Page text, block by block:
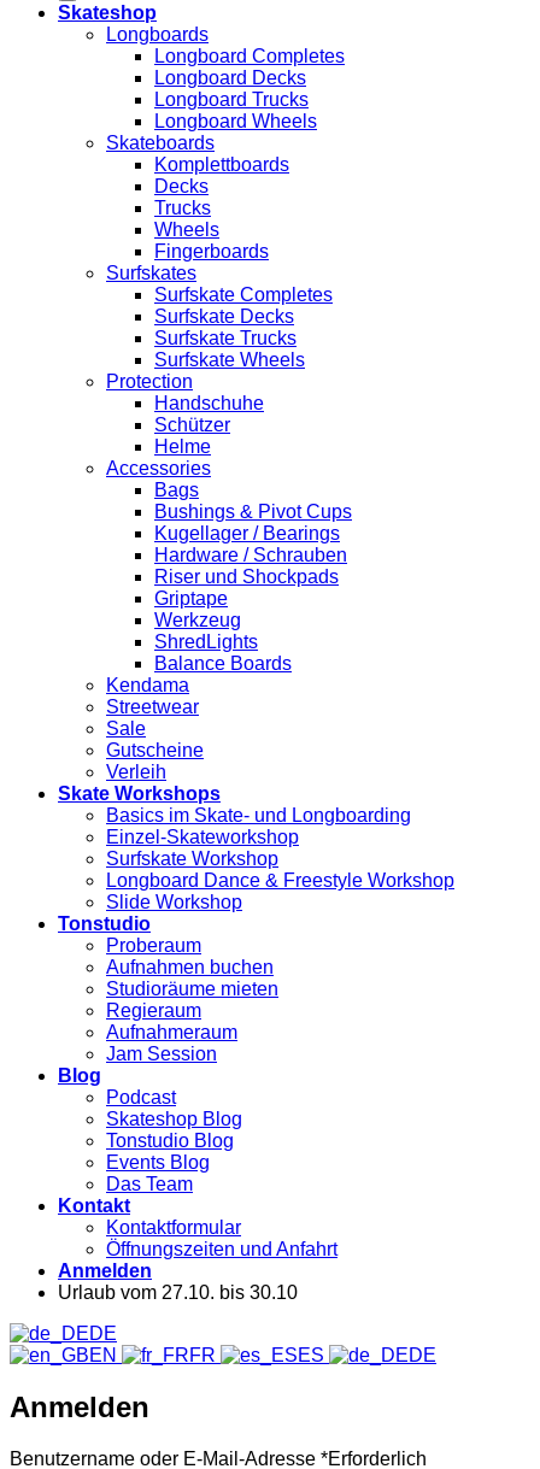
Skateshop
Longboards
Longboard Completes
Longboard Decks
Longboard Trucks
Longboard Wheels
Skateboards
Komplettboards
Decks
Trucks
Wheels
Fingerboards
Surfskates
Surfskate Completes
Surfskate Decks
Surfskate Trucks
Surfskate Wheels
Protection
Handschuhe
Schützer
Helme
Accessories
Bags
Bushings & Pivot Cups
Kugellager / Bearings
Hardware / Schrauben
Riser und Shockpads
Griptape
Werkzeug
ShredLights
Balance Boards
Kendama
Streetwear
Sale
Gutscheine
Verleih
Skate Workshops
Basics im Skate- und Longboarding
Einzel-Skateworkshop
Surfskate Workshop
Longboard Dance & Freestyle Workshop
Slide Workshop
Tonstudio
Proberaum
Aufnahmen buchen
Studioräume mieten
Regieraum
Aufnahmeraum
Jam Session
Blog
Podcast
Skateshop Blog
Tonstudio Blog
Events Blog
Das Team
Kontakt
Kontaktformular
Öffnungszeiten und Anfahrt
Anmelden
Urlaub vom 27.10. bis 30.10
DE
EN
FR ES DE
Anmelden
Benutzername oder E-Mail-Adresse *Erforderlich